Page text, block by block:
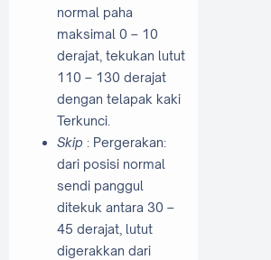
normal paha
maksimal 0 – 10
derajat, tekukan lutut
110 – 130 derajat
dengan telapak kaki
Terkunci.
Skip : Pergerakan:
dari posisi normal
sendi panggul
ditekuk antara 30 –
45 derajat, lutut
digerakkan dari